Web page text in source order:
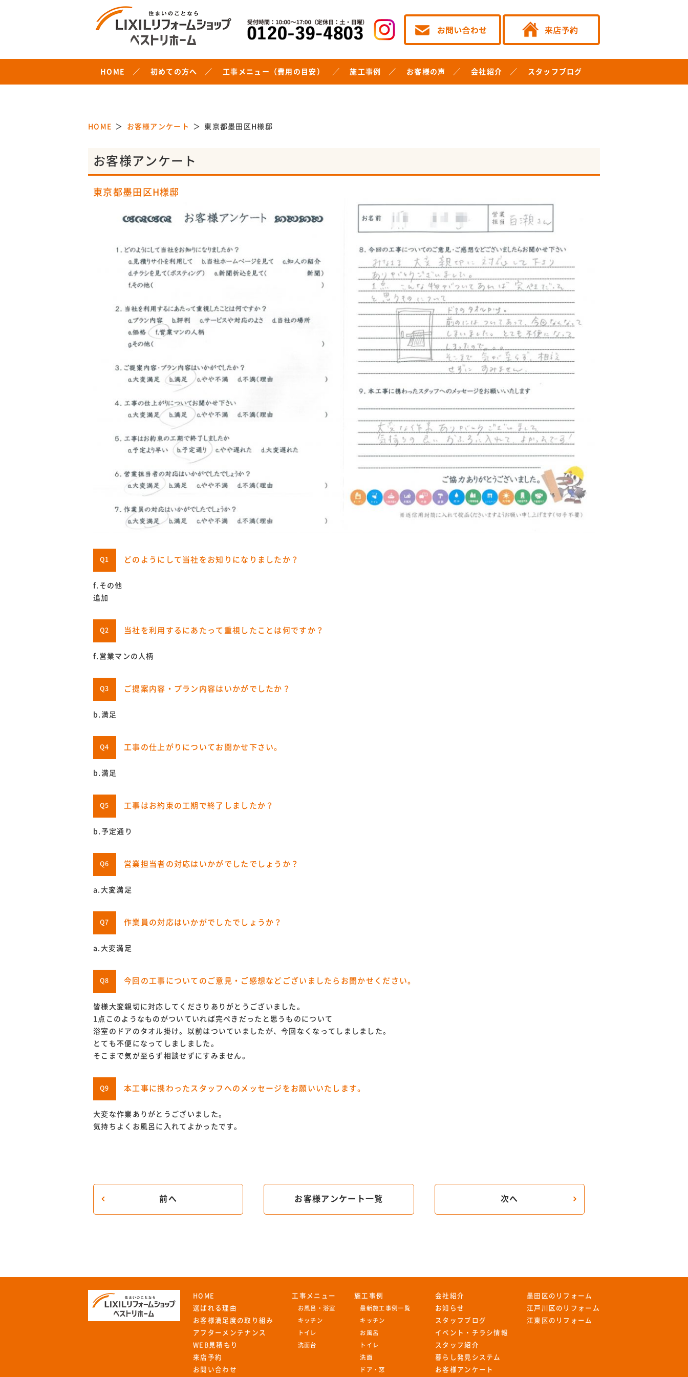
HOME 初めての方へ 工事メニュー（費用の目安） 施工事例 お客様の声 会社紹介 スタッフブログ
HOME お客様アンケート 東京都墨田区H様邸
お客様アンケート
東京都墨田区H様邸
Q1 どのようにして当社をお知りになりましたか？
f.その他
追加
Q2 当社を利用するにあたって重視したことは何ですか？
f.営業マンの人柄
Q3 ご提案内容・プラン内容はいかがでしたか？
b.満足
Q4 工事の仕上がりについてお聞かせ下さい。
b.満足
Q5 工事はお約束の工期で終了しましたか？
b.予定通り
Q6 営業担当者の対応はいかがでしたでしょうか？
a.大変満足
Q7 作業員の対応はいかがでしたでしょうか？
a.大変満足
Q8 今回の工事についてのご意見・ご感想などございましたらお聞かせください。
皆様大変親切に対応してくださりありがとうございました。
1点このようなものがついていれば完ぺきだったと思うものについて
浴室のドアのタオル掛け。以前はついていましたが、今回なくなってしましました。
とても不便になってしましました。
そこまで気が至らず相談せずにすみません。
Q9 本工事に携わったスタッフへのメッセージをお願いいたします。
大変な作業ありがとうございました。
気持ちよくお風呂に入れてよかったです。
前へ お客様アンケート一覧 次へ
HOME
選ばれる理由
お客様満足度の取り組み
アフターメンテナンス
WEB見積もり
来店予約
お問い合わせ
工事メニュー
お風呂・浴室
キッチン
トイレ
洗面台
施工事例
最新施工事例一覧
キッチン
お風呂
トイレ
洗面
ドア・窓
会社紹介
お知らせ
スタッフブログ
イベント・チラシ情報
スタッフ紹介
暮らし発見システム
お客様アンケート
墨田区のリフォーム
江戸川区のリフォーム
江東区のリフォーム